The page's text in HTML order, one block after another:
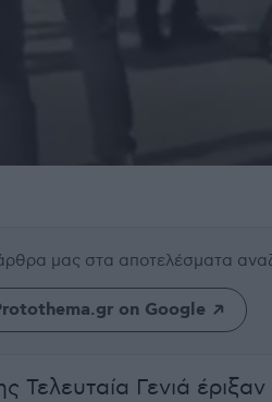
μας στα αποτελέσματα
on Google
Τελευταία Γενιά